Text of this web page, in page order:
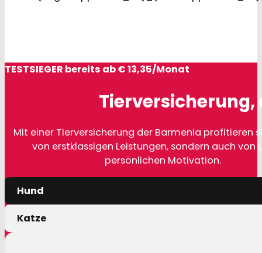
TESTSIEGER bereits ab € 13,35/Monat
Tierversicherung,
Mit einer Tierversicherung der Barmenia profitieren
von erstklassigen Leistungen, sondern auch von
persönlichen Motivation.
Hund
Katze